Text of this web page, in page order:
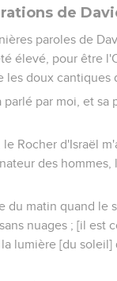
de
paroles de
élevé, pour être
les doux cantiques
parlé par moi, et sa
Rocher d'Israël
des hommes,
du matin quand le
nuages ; [il est
lumière [du soleil]